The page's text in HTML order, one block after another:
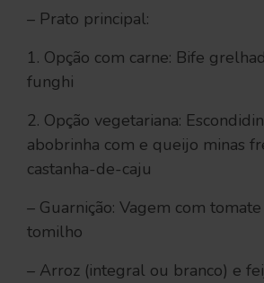
– Prato principal:
1. Opção com carne: Bife
funghi
2. Opção vegetariana:
abobrinha com e queijo minas
castanha-de-caju
– Guarnição: Vagem com
tomilho
– Arroz (integral ou branco) e